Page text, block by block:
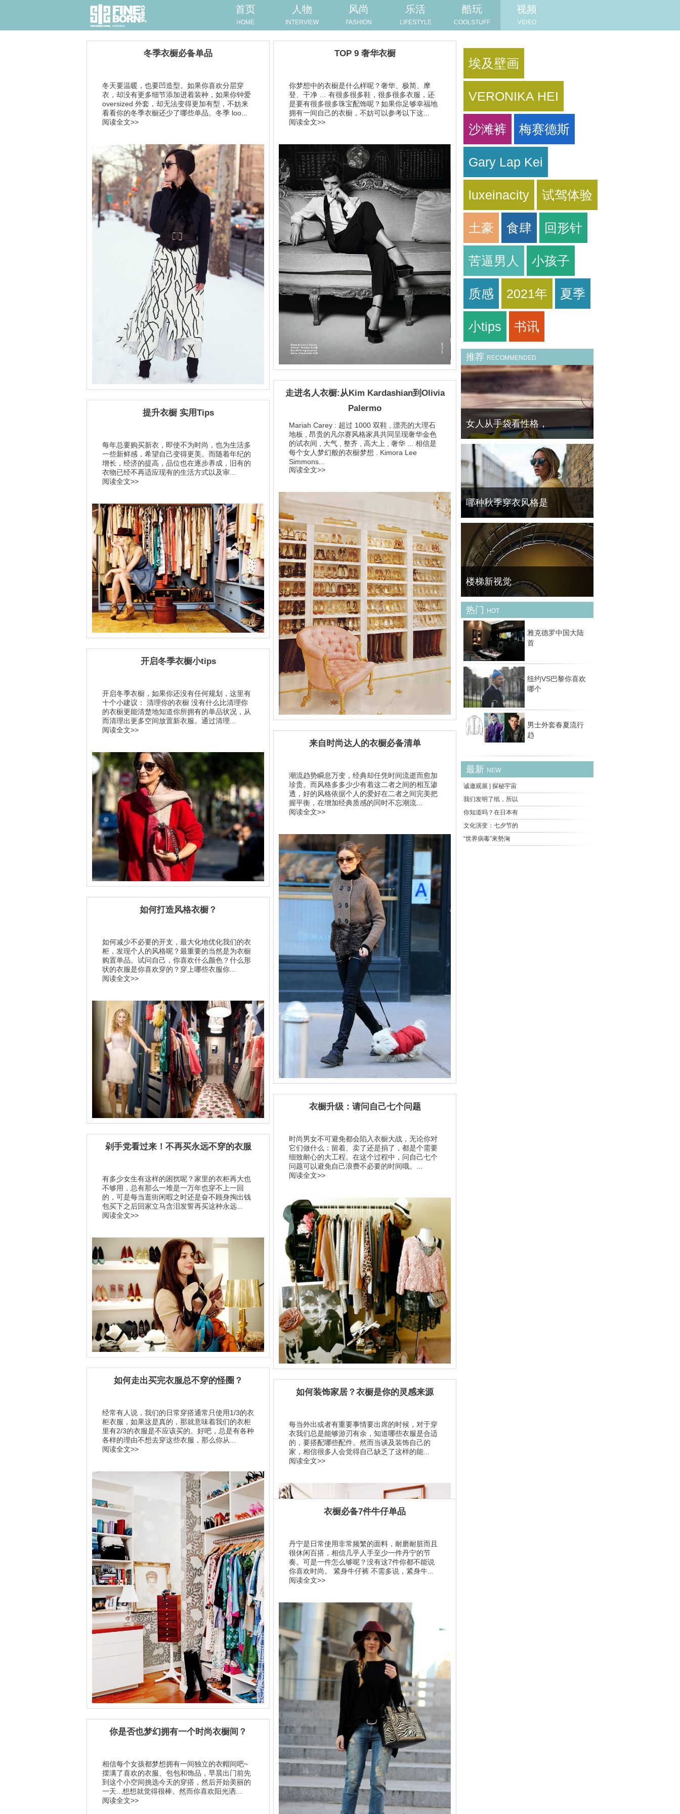
首页
HOME
人物
INTERVIEW
风尚
FASHION
乐活
LIFESTYLE
酷玩
COOLSTUFF
视频
VIDEO
冬季衣橱必备单品
冬天要温暖，也要凹造型。如果你喜欢分层穿
衣，却没有更多细节添加进着装种，如果你钟爱
oversized 外套，却无法变得更加有型，不妨来
看看你的冬季衣橱还少了哪些单品。冬季 loo...
阅读全文>>
TOP 9 奢华衣橱
你梦想中的衣橱是什么样呢？奢华、极简、摩
登、干净 … 有很多很多鞋，很多很多衣服，还
是要有很多很多珠宝配饰呢？如果你足够幸福地
拥有一间自己的衣橱，不妨可以参考以下这...
阅读全文>>
走进名人衣橱:从Kim Kardashian到Olivia
Palermo
Mariah Carey : 超过 1000 双鞋 , 漂亮的大理石
地板 , 昂贵的凡尔赛风格家具共同呈现奢华金色
的试衣间 , 大气 , 整齐 , 高大上 , 奢华 ... 相信是
每个女人梦幻般的衣橱梦想 . Kimora Lee
Simmons...
阅读全文>>
提升衣橱 实用Tips
每年总要购买新衣，即使不为时尚，也为生活多
一些新鲜感，希望自己变得更美。而随着年纪的
增长，经济的提高，品位也在逐步养成，旧有的
衣物已经不再适应现有的生活方式以及审...
阅读全文>>
开启冬季衣橱小tips
开启冬季衣橱，如果你还没有任何规划，这里有
十个小建议： 清理你的衣橱 没有什么比清理你
的衣橱更能清楚地知道你所拥有的单品状况，从
而清理出更多空间放置新衣服。通过清理...
阅读全文>>
来自时尚达人的衣橱必备清单
潮流趋势瞬息万变，经典却任凭时间流逝而愈加
珍贵。而风格多多少少有着这二者之间的相互渗
透，好的风格依据个人的爱好在二者之间完美把
握平衡，在增加经典质感的同时不忘潮流...
阅读全文>>
如何打造风格衣橱？
如何减少不必要的开支，最大化地优化我们的衣
柜，发现个人的风格呢？最重要的当然是为衣橱
购置单品。试问自己，你喜欢什么颜色？什么形
状的衣服是你喜欢穿的？穿上哪些衣服你...
阅读全文>>
衣橱升级：请问自己七个问题
时尚男女不可避免都会陷入衣橱大战，无论你对
它们做什么：留着、卖了还是捐了，都是个需要
细致耐心的大工程。在这个过程中，问自己七个
问题可以避免自己浪费不必要的时间哦。...
阅读全文>>
剁手党看过来！不再买永远不穿的衣服
有多少女生有这样的困扰呢？家里的衣柜再大也
不够用，总有那么一堆是一万年也穿不上一回
的，可是每当逛街闲暇之时还是奋不顾身掏出钱
包买下之后回家立马含泪发誓再买这种永远...
阅读全文>>
如何走出买完衣服总不穿的怪圈？
经常有人说，我们的日常穿搭通常只使用1/3的衣
柜衣服，如果这是真的，那就意味着我们的衣柜
里有2/3的衣服是不应该买的。好吧，总是有各种
各样的理由不想去穿这些衣服，那么你从...
阅读全文>>
如何装饰家居？衣橱是你的灵感来源
每当外出或者有重要事情要出席的时候，对于穿
衣我们总是能够游刃有余，知道哪些衣服是合适
的，要搭配哪些配件。然而当谈及装饰自己的
家，相信很多人会觉得自己缺乏了这样的能...
阅读全文>>
衣橱必备7件牛仔单品
丹宁是日常使用非常频繁的面料，耐磨耐脏而且
很休闲百搭，相信几乎人手至少一件丹宁的节
奏。可是一件怎么够呢？没有这7件你都不能说
你喜欢时尚。 紧身牛仔裤 不需多说，紧身牛...
阅读全文>>
你是否也梦幻拥有一个时尚衣橱间？
相信每个女孩都梦想拥有一间独立的衣帽间吧~
摆满了喜欢的衣服、包包和饰品，早晨出门前先
到这个小空间挑选今天的穿搭，然后开始美丽的
一天...想想就觉得很棒。然而你喜欢阳光洒...
阅读全文>>
埃及壁画
VERONIKA HEI
沙滩裤 梅赛德斯
Gary Lap Kei
luxeinacity 试驾体验
土豪 食肆 回形针
苦逼男人 小孩子
质感 2021年 夏季
小tips 书讯
推荐 RECOMMENDED
女人从手袋看性格，
时尚，更多的是我们如何看待自己以及期望别
人看到我们的反映。对于大多数女性来说，一
个包袋是最适合投资的价值配件，是任何服装
与场合的日常必需品。而你所选择的包袋风格
对
哪种秋季穿衣风格是
天气逐渐降温，转眼间已进入深秋，人们穿的
衣服渐渐变厚，步履也越来越匆匆，从夹克到
大衣，开始出现了街头的身影之中。然而外套
的选择变得多样，每种外套代表不同的风格，
你
楼梯新视觉
德国摄影师Nils Eisfeld喜欢楼梯结构特有的线
条美，因此着迷于螺旋楼梯的拍摄，用仰视的
角度来突出建筑的迷人之处。利用不同的光线
将不同形状的楼梯拍出不同的感觉，使人身处
梦幻
热门 HOT
雅克德罗中国大陆
首
纽约VS巴黎你喜欢
哪个
男士外套春夏流行
趋
最新 NEW
诚邀观展 | 探秘宇宙
我们发明了纸，所以
你知道吗？在日本有
文化演变：七夕节的
“世界病毒”來勢洶